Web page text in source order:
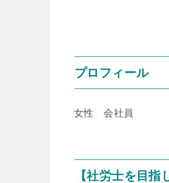
プロフィール
女性 会社員
【社労士を目指